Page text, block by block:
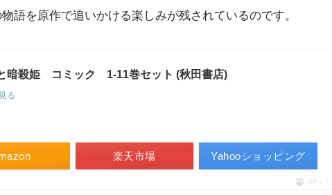
語を原作で追いかける楽しみが残されているのです。
暗殺姫 コミック 1-11巻セット (秋田書店)
る
楽天市場 Yahooショッピング
ポチップ